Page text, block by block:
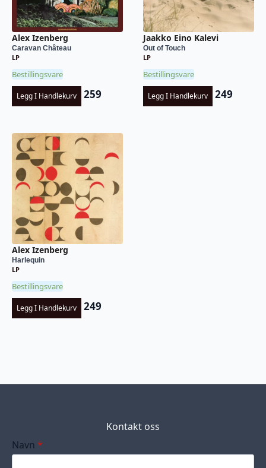
Alex Izenberg
Caravan Château
LP
Bestillingsvare
Legg I Handlekurv 259
Jaakko Eino Kalevi
Out of Touch
LP
Bestillingsvare
Legg I Handlekurv 249
Alex Izenberg
Harlequin
LP
Bestillingsvare
Legg I Handlekurv 249
Kontakt oss
Navn *